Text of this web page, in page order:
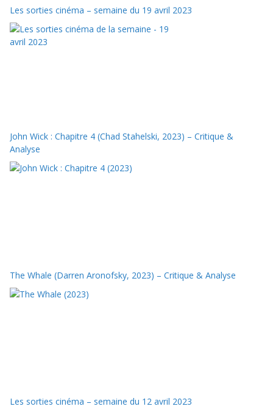
Les sorties cinéma – semaine du 19 avril 2023
John Wick : Chapitre 4 (Chad Stahelski, 2023) – Critique &
Analyse
The Whale (Darren Aronofsky, 2023) – Critique & Analyse
Les sorties cinéma – semaine du 12 avril 2023